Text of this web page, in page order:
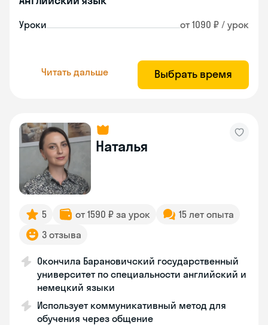
Уроки от 1090 ₽ / урок
Читать дальше Выбрать время
Наталья
5 от 1590 ₽ за урок
15 лет опыта
3 отзыва
Окончила Барановичский государственный
университет по специальности английский и
немецкий языки
Использует коммуникативный метод для
обучения через общение